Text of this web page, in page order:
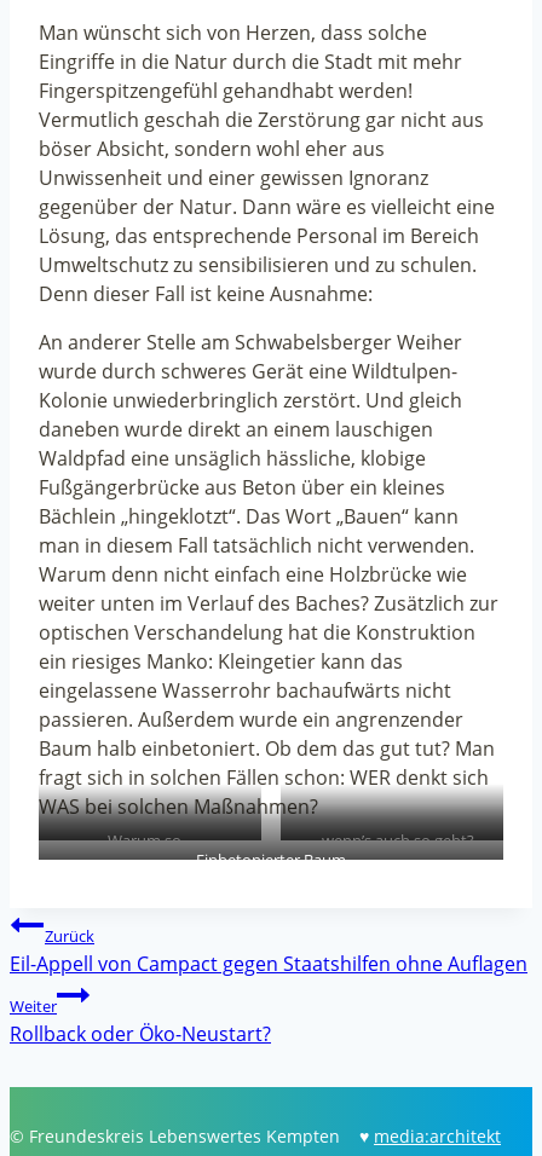
Man wünscht sich von Herzen, dass solche
Eingriffe in die Natur durch die Stadt mit mehr
Fingerspitzengefühl gehandhabt werden!
Vermutlich geschah die Zerstörung gar nicht aus
böser Absicht, sondern wohl eher aus
Unwissenheit und einer gewissen Ignoranz
gegenüber der Natur. Dann wäre es vielleicht eine
Lösung, das entsprechende Personal im Bereich
Umweltschutz zu sensibilisieren und zu schulen.
Denn dieser Fall ist keine Ausnahme:
An anderer Stelle am Schwabelsberger Weiher
wurde durch schweres Gerät eine Wildtulpen-
Kolonie unwiederbringlich zerstört. Und gleich
daneben wurde direkt an einem lauschigen
Waldpfad eine unsäglich hässliche, klobige
Fußgängerbrücke aus Beton über ein kleines
Bächlein „hingeklotzt“. Das Wort „Bauen“ kann
man in diesem Fall tatsächlich nicht verwenden.
Warum denn nicht einfach eine Holzbrücke wie
weiter unten im Verlauf des Baches? Zusätzlich zur
optischen Verschandelung hat die Konstruktion
ein riesiges Manko: Kleingetier kann das
eingelassene Wasserrohr bachaufwärts nicht
passieren. Außerdem wurde ein angrenzender
Baum halb einbetoniert. Ob dem das gut tut? Man
fragt sich in solchen Fällen schon: WER denkt sich
WAS bei solchen Maßnahmen?
Warum so…
…wenn’s auch so geht?
Einbetonierter Baum
Beitragsnavigation
Zurück
Eil-Appell von Campact gegen Staatshilfen ohne Auflagen
Weiter
Rollback oder Öko-Neustart?
© Freundeskreis Lebenswertes Kempten ♥ media:architekt